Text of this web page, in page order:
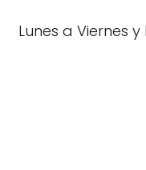
Lunes a Viernes